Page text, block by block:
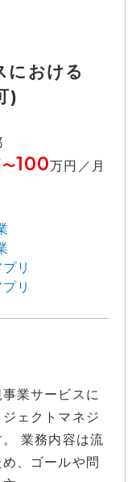
における
)
〜100万円／月
リ
リ
業サービスに
ェクトマネジ
業務内容は流
、ゴールや問